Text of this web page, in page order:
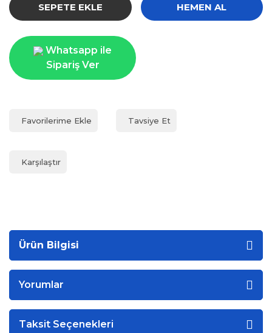
SEPETE EKLE HEMEN AL
Whatsapp ile
Sipariş Ver
Tavsiye Et
Karşılaştır
Ürün Bilgisi
Yorumlar
Taksit Seçenekleri